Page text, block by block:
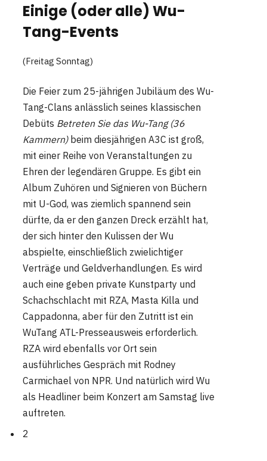
Einige (oder alle) Wu-
Tang-Events
(Freitag Sonntag)
Die Feier zum 25-jährigen Jubiläum des Wu-
Tang-Clans anlässlich seines klassischen
Debüts Betreten Sie das Wu-Tang (36
Kammern)beim diesjährigen A3C ist groß,
mit einer Reihe von Veranstaltungen zu
Ehren der legendären Gruppe. Es gibt ein
Album Zuhören und Signieren von Büchern
mit U-God, was ziemlich spannend sein
dürfte, da er den ganzen Dreck erzählt hat,
der sich hinter den Kulissen der Wu
abspielte, einschließlich zwielichtiger
Verträge und Geldverhandlungen. Es wird
auch eine geben private Kunstparty und
Schachschlacht mit RZA, Masta Killa und
Cappadonna, aber für den Zutritt ist ein
WuTang ATL-Presseausweis erforderlich.
RZA wird ebenfalls vor Ort sein
ausführliches Gespräch mit Rodney
Carmichael von NPR. Und natürlich wird Wu
als Headliner beim Konzert am Samstag live
auftreten.
2